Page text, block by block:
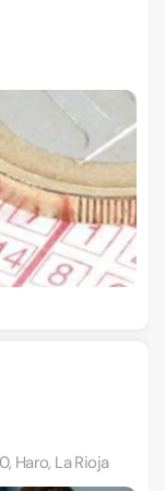
Haro, La Rioja